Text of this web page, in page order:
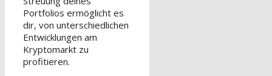
Portfolios ermöglicht es
dir, von unterschiedlichen
Entwicklungen am
Kryptomarkt zu
profitieren.